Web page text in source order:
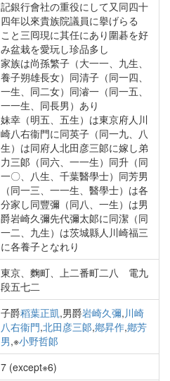
記銀行會社の重役にして又同四十
四年以來貴族院議員に擧げらるゝ
こと三囘現に其任にあり圍碁を好
み盆栽を愛玩し珍品多し
家族は尚孫繁子（大一一、九生、
養子朔雄長女）同清子（同一四、
一生、同二女）同濬一（同一五、
一一生、同長男）あり
妹幸（明五、五生）は東京府人川
崎八右衞門に同英子（同一九、八
生）は同府人北田彦三郞に嫁し弟
力三郞（同六、一一生）同升（同
一〇、八生、千葉醫學士）同芳男
（同一三、一一生、醫學士）は各
分家し同豐彌（同八、一生）は男
爵岩崎久彌先代彌太郞に同潔（同
一二、九生）は茨城縣人川崎福三
に各養子となれり
東京、麴町、上二番町二八 電九
段五七二
子爵稻葉正凱,男爵岩崎久彌,川崎
八右衞門,北田彦三郞,鄕昇作,鄕芳
男,※小野哲郞
7 (except※6)